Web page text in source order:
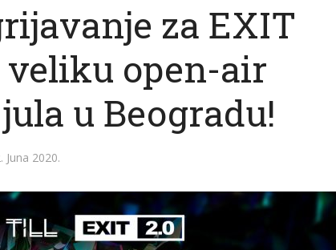
za EXIT
veliku open-air
u Beogradu!
Juna 2020.